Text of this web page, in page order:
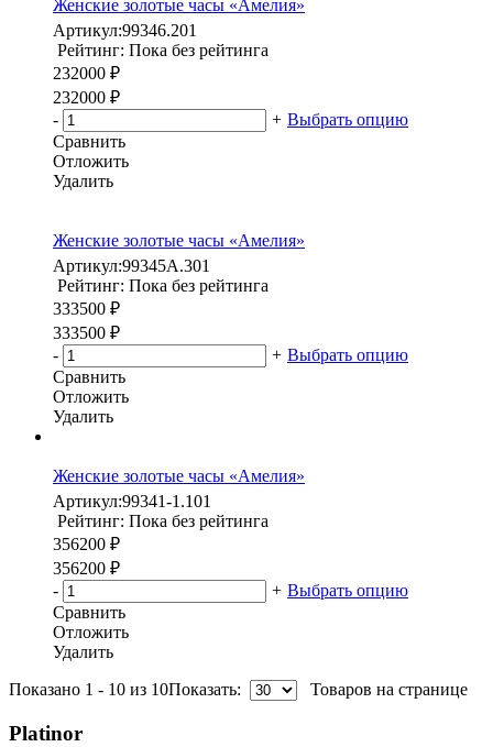
Женские золотые часы «Амелия»
Артикул:99346.201
Рейтинг: Пока без рейтинга
232000 ₽
232000 ₽
-
+ Выбрать опцию
Сравнить
Отложить
Удалить
Женские золотые часы «Амелия»
Артикул:99345А.301
Рейтинг: Пока без рейтинга
333500 ₽
333500 ₽
-
+ Выбрать опцию
Сравнить
Отложить
Удалить
Женские золотые часы «Амелия»
Артикул:99341-1.101
Рейтинг: Пока без рейтинга
356200 ₽
356200 ₽
-
+ Выбрать опцию
Сравнить
Отложить
Удалить
Показано 1 - 10 из 10Показать: Товаров на странице
Platinor